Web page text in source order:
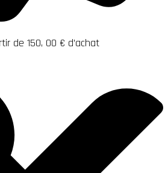
de 150, 00 € d’achat